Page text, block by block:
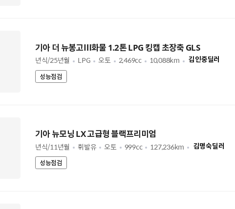
기아 더 뉴봉고Ⅲ화물 1.2톤 LPG 킹캡 초장축 GLS
년식/25년월 LPG 오토 2,469cc 10,088km 김인중딜러
성능점검
기아 뉴모닝 LX 고급형 블랙프리미엄
년식/11년월 휘발유 오토 999cc 127,236km 김명숙딜러
성능점검